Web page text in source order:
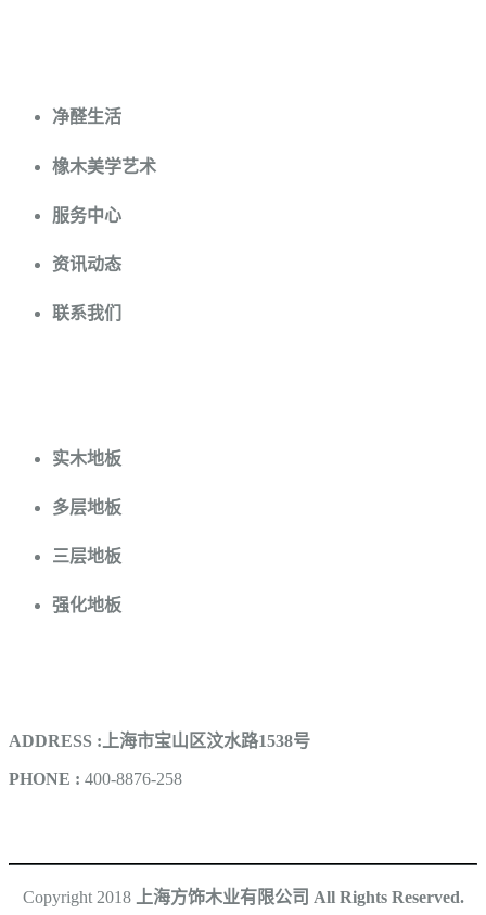
净醛生活
橡木美学艺术
服务中心
资讯动态
联系我们
实木地板
多层地板
三层地板
强化地板
ADDRESS :上海市宝山区汶水路1538号
PHONE : 400-8876-258
Copyright 2018 上海方饰木业有限公司 All Rights Reserved.